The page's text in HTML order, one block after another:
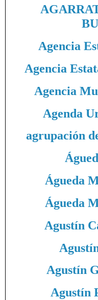
Agencia
Agencia
Agencia
Agenda
agrupación
Águeda
Águeda
Agustín
Agustín
Agustín